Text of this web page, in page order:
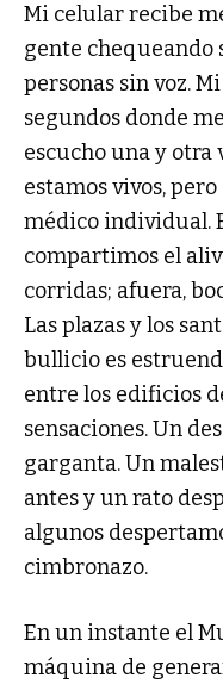
Mi celular recibe
gente chequeando
personas sin voz.
segundos donde
escucho una y otra
estamos vivos,
médico individual.
compartimos el
corridas; afuera,
Las plazas y los
bullicio es
entre los edificios
sensaciones. Un
garganta. Un
antes y un rato
algunos
cimbronazo.
En un instante el
máquina de